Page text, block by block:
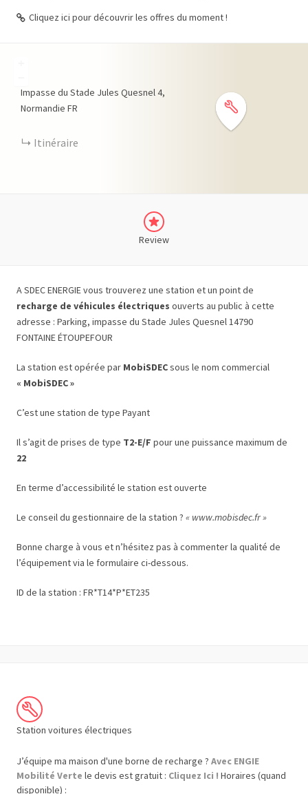
Cliquez ici pour découvrir les offres du moment !
Impasse du Stade Jules Quesnel4
Normandie FR
Itinéraire
Review
A SDEC ENERGIE vous trouverez une station et un point de
recharge de véhicules électriques ouverts au public à cette
adresse : Parking, impasse du Stade Jules Quesnel 14790
FONTAINE ÉTOUPEFOUR
La station est opérée par MobiSDECsous le nom commercial
« MobiSDEC »
C’est une station de type Payant
Il s’agit de prises de type T2-E/F pour une puissance maximum de
22
En terme d’accessibilité le station est ouverte
Le conseil du gestionnaire de la station ? « www.mobisdec.fr »
Bonne charge à vous et n’hésitez pas à commenter la qualité de
l’équipement via le formulaire ci-dessous.
ID de la station : FR*T14*P*ET235
Station voitures électriques
J’équipe ma maison d'une borne de recharge ? Avec ENGIE
Mobilité Verte le devis est gratuit : Cliquez Ici ! Horaires (quand
disponible) :